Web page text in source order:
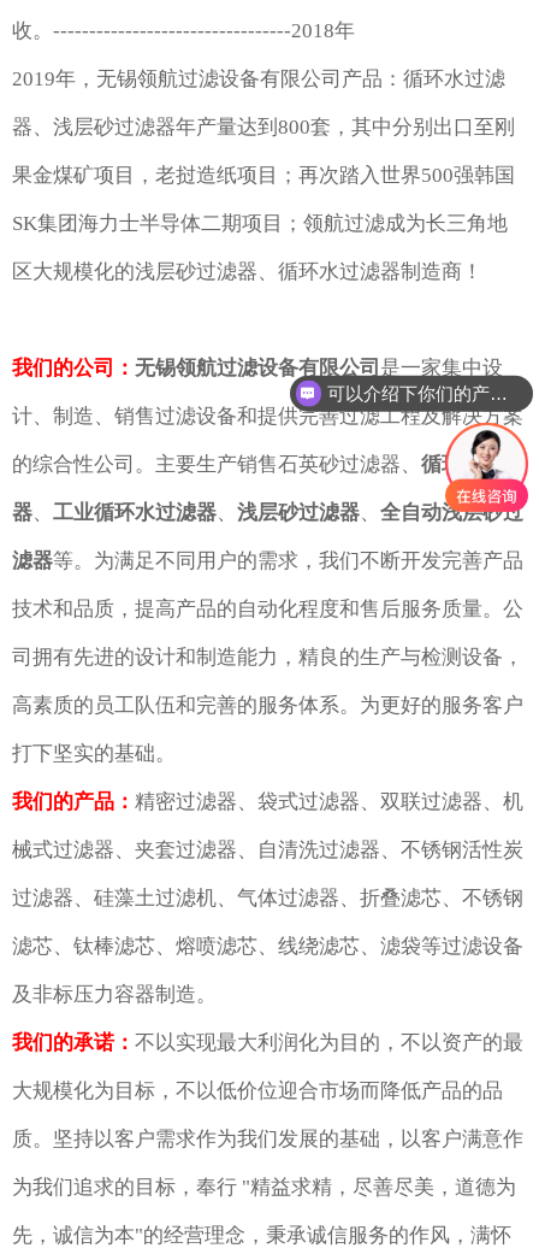
收。---------------------------------2018年
2019年，无锡领航过滤设备有限公司产品：循环水过滤
器、浅层砂过滤器年产量达到800套，其中分别出口至刚
果金煤矿项目，老挝造纸项目；再次踏入世界500强韩国
SK集团海力士半导体二期项目；领航过滤成为长三角地
区大规模化的浅层砂过滤器、循环水过滤器制造商！
我们的公司： 无锡领航过滤设备有限公司 是一家集中设
计、制造、销售过滤设备和提供完善过滤工程及解决方案
的综合性公司。主要生产销售石英砂过滤器、 循环水过滤
器 工业循环水过滤器 浅层砂过滤器 全自动浅层砂过
滤器等。为满足不同用户的需求，我们不断开发完善产品
技术和品质，提高产品的自动化程度和售后服务质量。公
司拥有先进的设计和制造能力，精良的生产与检测设备，
高素质的员工队伍和完善的服务体系。为更好的服务客户
打下坚实的基础。
我们的产品： 精密过滤器、袋式过滤器、双联过滤器、机
械式过滤器、夹套过滤器、自清洗过滤器、不锈钢活性炭
过滤器、硅藻土过滤机、气体过滤器、折叠滤芯、不锈钢
滤芯、钛棒滤芯、熔喷滤芯、线绕滤芯、滤袋等过滤设备
及非标压力容器制造。
我们的承诺： 不以实现最大利润化为目的，不以资产的最
大规模化为目标，不以低价位迎合市场而降低产品的品
质。坚持以客户需求作为我们发展的基础，以客户满意作
为我们追求的目标，奉行 "精益求精，尽善尽美，道德为
先，诚信为本"的经营理念，秉承诚信服务的作风，满怀
可以介绍下你们的产品么